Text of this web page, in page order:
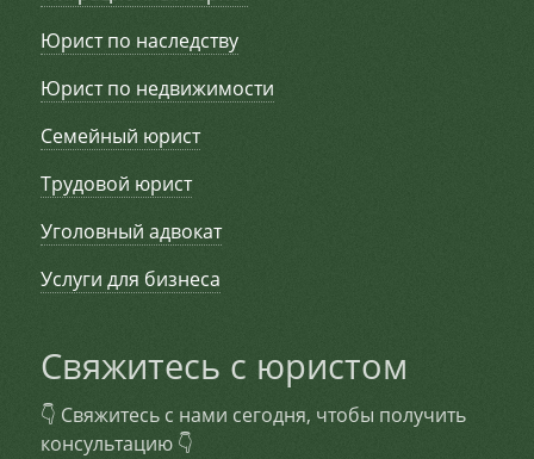
Юрист по наследству
Юрист по недвижимости
Семейный юрист
Трудовой юрист
Уголовный адвокат
Услуги для бизнеса
Свяжитесь с юристом
👇 Свяжитесь с нами сегодня, чтобы получить
консультацию 👇